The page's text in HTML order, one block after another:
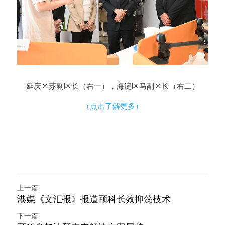
延庆区苏副区长 （右一） ，海淀区马副区长（右二）
（点击了解更多）
上一篇
港媒《文汇报》报道颐科长效抑藻技术
下一篇